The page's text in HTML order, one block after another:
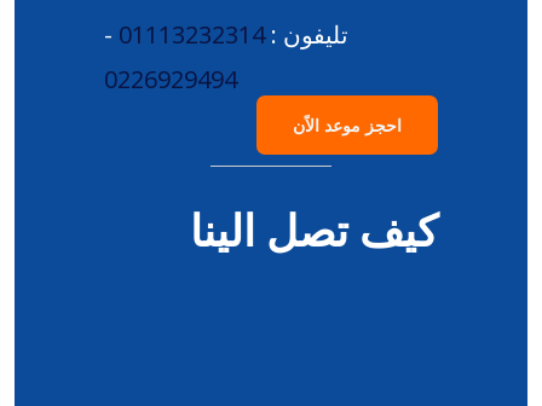
تليفون :01113232314
-
0226929494
احجز موعد الاًن
كيف تصل الينا